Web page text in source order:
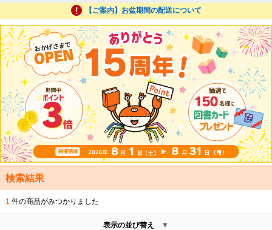
【ご案内】お盆期間の配送について
検索結果
1 件の商品がみつかりました
表示の並び替え